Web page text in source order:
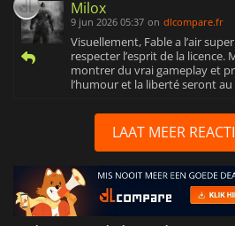
Milox
9 jun 2026 05:37 on dlcompare.fr
Visuellement, Fable a l’air
respecter l’esprit de la
montrer du vrai gameplay et
l’humour et la liberté seront
LAAT MEER